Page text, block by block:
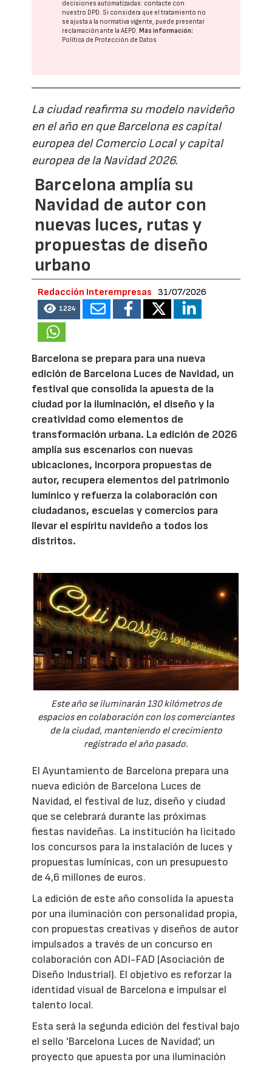
decisiones automatizadas: contacte con
nuestro DPD. Si considera que el tratamiento no
se ajusta a la normativa vigente, puede presentar
reclamación ante laAEPD.Más información:
Política de Protección de Datos
La ciudad reafirma su modelo navideño
en el año en que Barcelona es capital
europea del Comercio Local y capital
europea de la Navidad 2026.
Barcelona amplía su
Navidad de autor con
nuevas luces, rutas y
propuestas de diseño
urbano
Redacción Interempresas 31/07/2026
1224
Barcelona se prepara para una nueva
edición de Barcelona Luces de Navidad, un
festival que consolida la apuesta de la
ciudad por la iluminación, el diseño y la
creatividad como elementos de
transformación urbana. La edición de 2026
amplía sus escenarios con nuevas
ubicaciones, incorpora propuestas de
autor, recupera elementos del patrimonio
lumínico y refuerza la colaboración con
ciudadanos, escuelas y comercios para
llevar el espíritu navideño a todos los
distritos.
Este año se iluminarán 130 kilómetros de
espacios en colaboración con los comerciantes
de la ciudad, manteniendo el crecimiento
registrado el año pasado.
El Ayuntamiento de Barcelona prepara una
nueva edición de Barcelona Luces de
Navidad, el festival de luz, diseño y ciudad
que se celebrará durante las próximas
fiestas navideñas. La institución ha licitado
los concursos para la instalación de luces y
propuestas lumínicas, con un presupuesto
de 4,6 millones de euros.
La edición de este año consolida la apuesta
por una iluminación con personalidad propia,
con propuestas creativas y diseños de autor
impulsados a través de un concurso en
colaboración con ADI-FAD (Asociación de
Diseño Industrial). El objetivo es reforzar la
identidad visual de Barcelona e impulsar el
talento local.
Esta será la segunda edición del festival bajo
el sello 'Barcelona Luces de Navidad', un
proyecto que apuesta por una iluminación